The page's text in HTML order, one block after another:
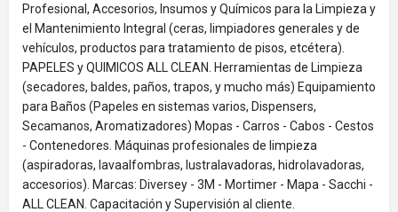
Profesional, Accesorios, Insumos y Químicos para la Limpieza y
el Mantenimiento Integral (ceras, limpiadores generales y de
vehículos, productos para tratamiento de pisos, etcétera).
PAPELES y QUIMICOS ALL CLEAN. Herramientas de Limpieza
(secadores, baldes, paños, trapos, y mucho más) Equipamiento
para Baños (Papeles en sistemas varios, Dispensers,
Secamanos, Aromatizadores) Mopas - Carros - Cabos - Cestos
- Contenedores. Máquinas profesionales de limpieza
(aspiradoras, lavaalfombras, lustralavadoras, hidrolavadoras,
accesorios). Marcas: Diversey - 3M - Mortimer - Mapa - Sacchi -
ALL CLEAN. Capacitación y Supervisión al cliente.